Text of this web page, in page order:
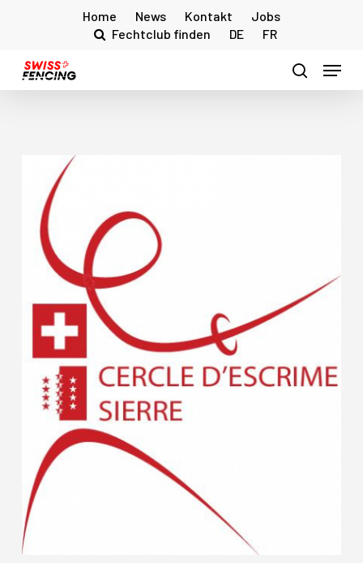
content
Home News Kontakt
Jobs
Fechtclub finden
DE FR
search
Menu